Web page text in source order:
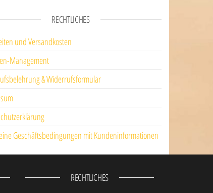
RECHTLICHES
und Versandkosten
Management
& Widerrufsformular
Geschäftsbedingungen mit Kundeninformationen
RECHTLICHES